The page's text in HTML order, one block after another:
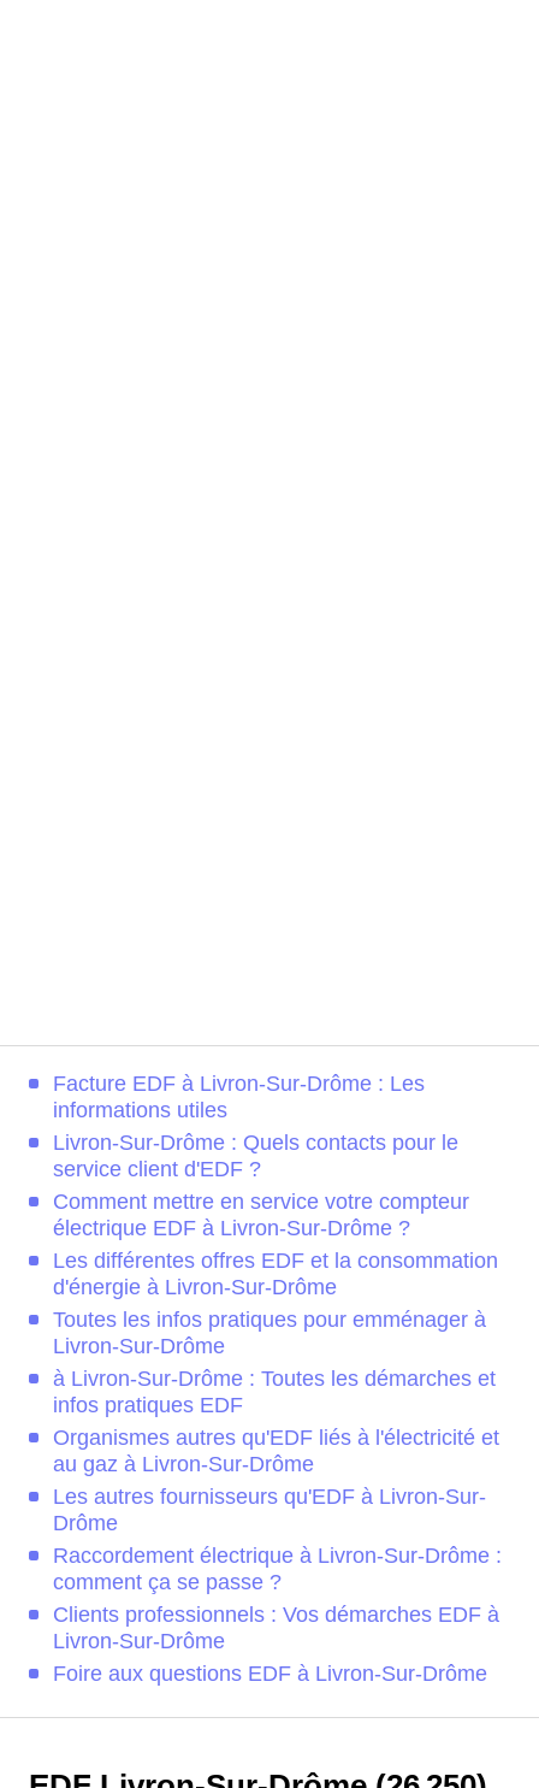
Facture EDF à Livron-Sur-Drôme : Les
informations utiles
Livron-Sur-Drôme : Quels contacts pour le
service client d'EDF ?
Comment mettre en service votre compteur
électrique EDF à Livron-Sur-Drôme ?
Les différentes offres EDF et la consommation
d'énergie à Livron-Sur-Drôme
Toutes les infos pratiques pour emménager à
Livron-Sur-Drôme
à Livron-Sur-Drôme : Toutes les démarches et
infos pratiques EDF
Organismes autres qu'EDF liés à l'électricité et
au gaz à Livron-Sur-Drôme
Les autres fournisseurs qu'EDF à Livron-Sur-
Drôme
Raccordement électrique à Livron-Sur-Drôme :
comment ça se passe ?
Clients professionnels : Vos démarches EDF à
Livron-Sur-Drôme
Foire aux questions EDF à Livron-Sur-Drôme